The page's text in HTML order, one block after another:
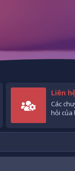
Liên
Các
hỏi của